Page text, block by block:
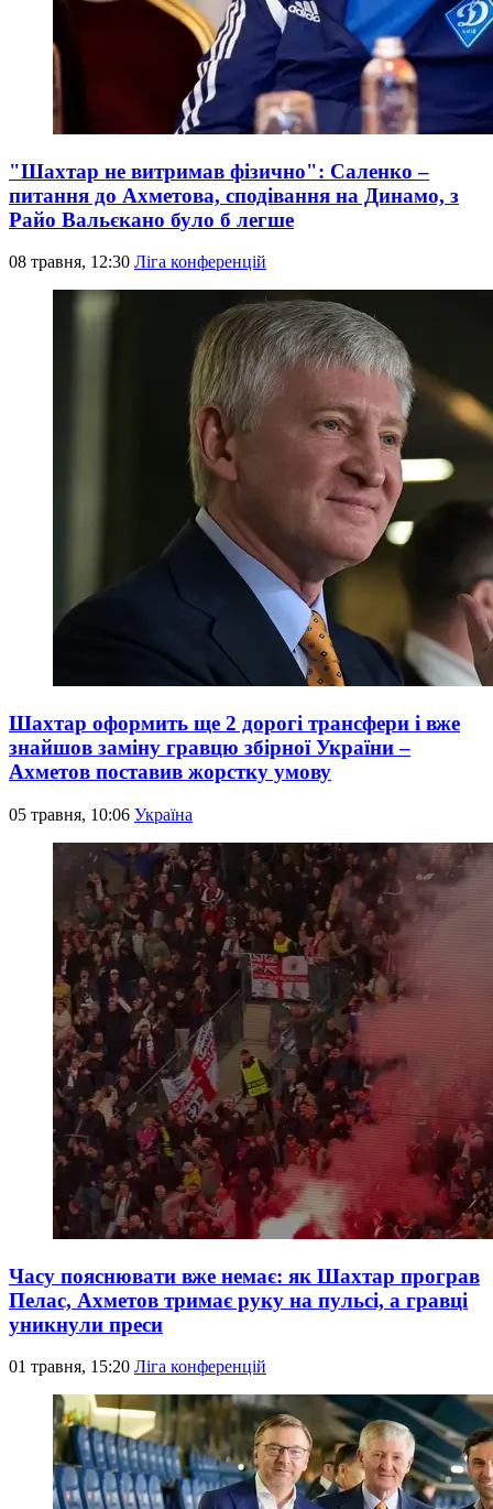
"Шахтар не витримав фізично": Саленко –
питання до Ахметова, сподівання на Динамо, з
Райо Вальєкано було б легше
08 травня, 12:30 Ліга конференцій
Шахтар оформить ще 2 дорогі трансфери і вже
знайшов заміну гравцю збірної України –
Ахметов поставив жорстку умову
05 травня, 10:06 Україна
Часу пояснювати вже немає: як Шахтар програв
Пелас, Ахметов тримає руку на пульсі, а гравці
уникнули преси
01 травня, 15:20 Ліга конференцій